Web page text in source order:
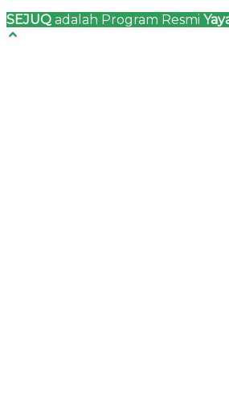
SEJUQ adalah Program Resmi